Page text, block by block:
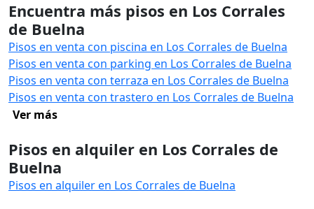
Encuentra más pisos en Los Corrales
de Buelna
Pisos en venta con piscina en Los Corrales de Buelna
Pisos en venta con parking en Los Corrales de Buelna
Pisos en venta con terraza en Los Corrales de Buelna
Pisos en venta con trastero en Los Corrales de Buelna
Ver más
Pisos en alquiler en Los Corrales de
Buelna
Pisos en alquiler en Los Corrales de Buelna